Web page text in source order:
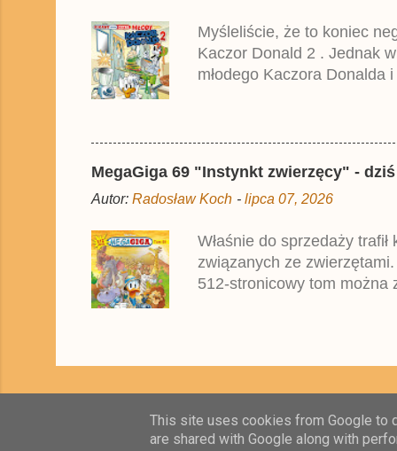
Myśleliście, że to koniec
Kaczor Donald 2 . Jednak
młodego Kaczora Donalda
MegaGiga 69 "Instynkt zwierzęcy" -
Autor: Radosław Koch - lipca 07, 2026
Właśnie do sprzedaży
związanych ze
512-stronicowy tom można
This site uses cookies from Google to
are shared with Google along with